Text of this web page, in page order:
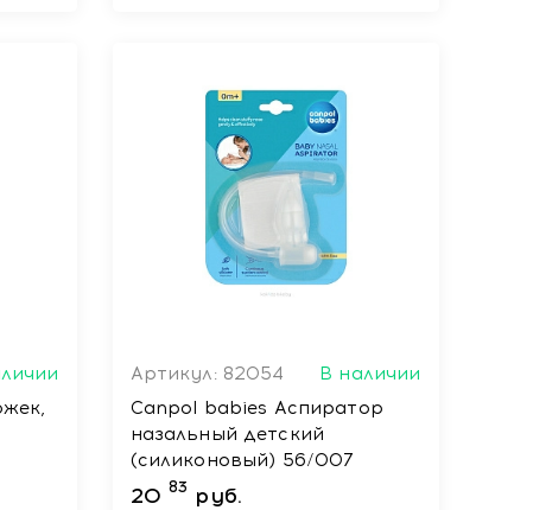
Артикул: 82054
В наличии
Canpol babies Аспиратор
назальный детский
(силиконовый) 56/007
20 83 руб.